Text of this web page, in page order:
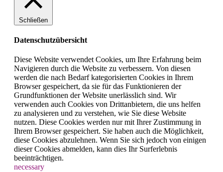
Schließen
Datenschutzübersicht
Diese Website verwendet Cookies, um Ihre Erfahrung beim
Navigieren durch die Website zu verbessern. Von diesen
werden die nach Bedarf kategorisierten Cookies in Ihrem
Browser gespeichert, da sie für das Funktionieren der
Grundfunktionen der Website unerlässlich sind. Wir
verwenden auch Cookies von Drittanbietern, die uns helfen
zu analysieren und zu verstehen, wie Sie diese Website
nutzen. Diese Cookies werden nur mit Ihrer Zustimmung in
Ihrem Browser gespeichert. Sie haben auch die Möglichkeit,
diese Cookies abzulehnen. Wenn Sie sich jedoch von einigen
dieser Cookies abmelden, kann dies Ihr Surferlebnis
beeinträchtigen.
necessary